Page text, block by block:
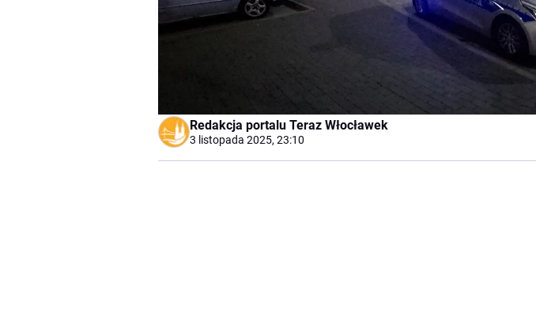
Redakcja portalu Teraz Włocławek
3 listopada 2025, 23:10